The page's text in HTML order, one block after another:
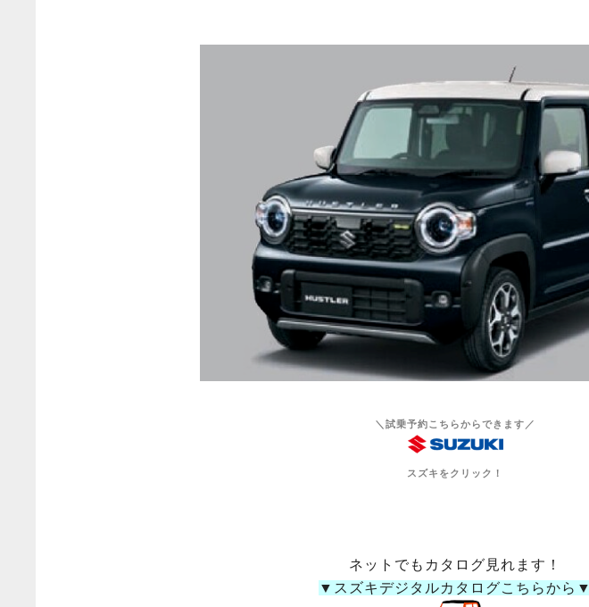
＼試乗予約こちらからできます／
スズキをクリック！
ネットでもカタログ見れます！
▼スズキデジタルカタログこちらから▼